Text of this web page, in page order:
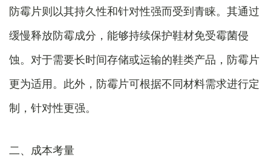
防霉片则以其持久性和针对性强而受到青睐。其通过
缓慢释放防霉成分，能够持续保护鞋材免受霉菌侵
蚀。对于需要长时间存储或运输的鞋类产品，防霉片
更为适用。此外，防霉片可根据不同材料需求进行定
制，针对性更强。
二、成本考量